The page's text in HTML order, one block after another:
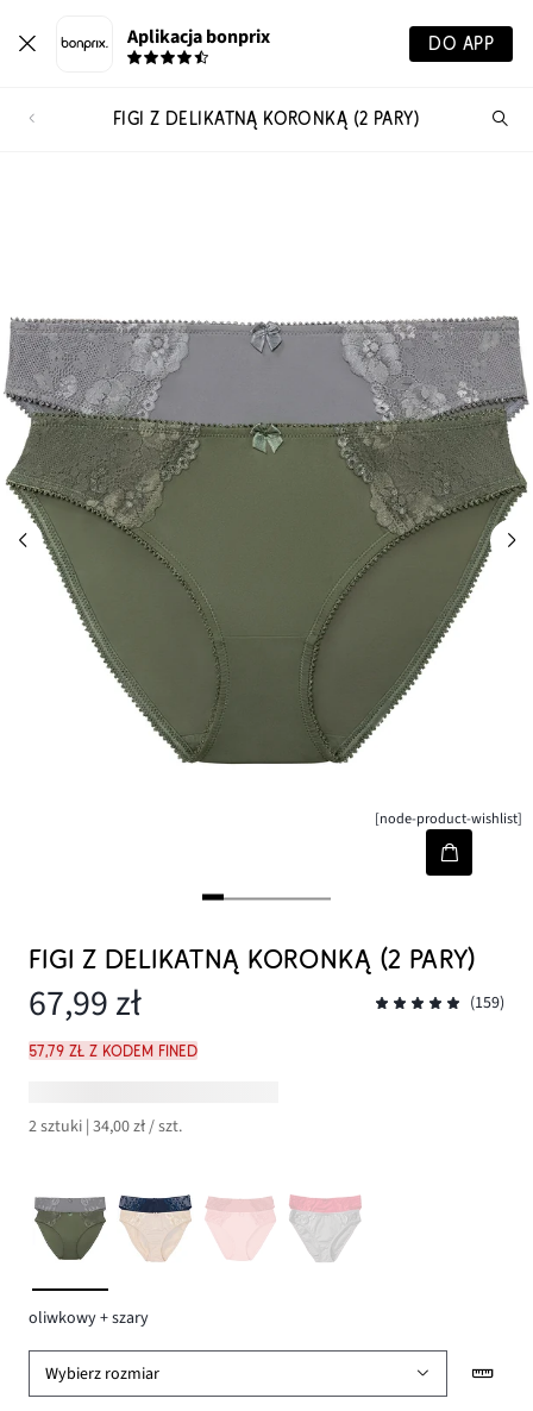
Aplikacja bonprix DO APP
FIGI Z DELIKATNĄ KORONKĄ (2 PARY)
[node-product-wishlist]
FIGI Z DELIKATNĄ KORONKĄ (2 PARY)
67,99 zł (159)
57,79 zł z kodem FINED
2 sztuki | 34,00 zł / szt.
oliwkowy + szary
Wybierz rozmiar